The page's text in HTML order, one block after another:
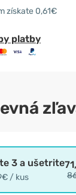
získate 0,61€
platby
3 a ušetrite
/ kus